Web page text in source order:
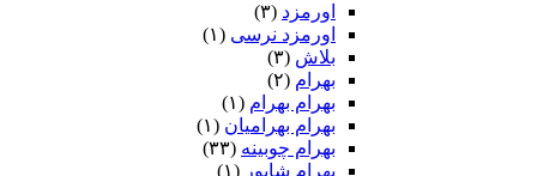
اورمزد (۳)
اورمزد نرسى‏ (۱)
بلاش (۳)
بهرام (۲)
بهرام بهرام (۱)
بهرام بهرامیان‏ (۱)
بهرام چوبینه (۳۳)
بهرام شاپور (۱)